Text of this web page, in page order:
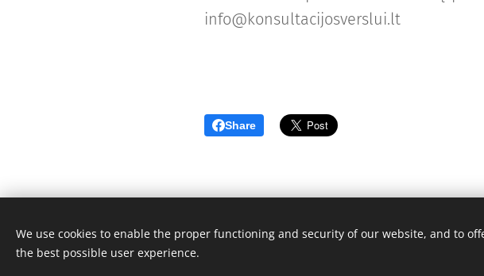
info@konsultacijosverslui.lt
Share
We use cookies to enable the proper functioning and security of our website, and to
the best possible user experience.